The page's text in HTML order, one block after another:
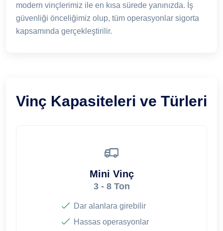
modern vinçlerimiz ile en kısa sürede yanınızda. İş
güvenliği önceliğimiz olup, tüm operasyonlar sigorta
kapsamında gerçekleştirilir.
Vinç Kapasiteleri ve Türleri
Mini Vinç
3 - 8 Ton
Dar alanlara girebilir
Hassas operasyonlar